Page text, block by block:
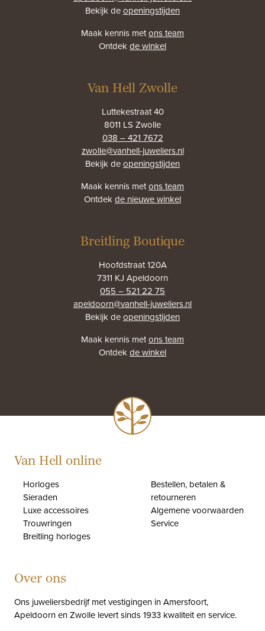
Bekijk deopeningstijden
Maak kennis metons team
Ontdekde winkel
Van Hell Zwolle
Luttekestraat 40
8011 LS Zwolle
038 – 421 7672
zwolle@vanhell-juweliers.nl
Bekijk deopeningstijden
Maak kennis metons team
Ontdekde nieuwe winkel
Breitling Boutique
Hoofdstraat 120A
7311 KJ Apeldoorn
055 – 521 22 75
apeldoorn@vanhell-juweliers.nl
Bekijk deopeningstijden
Maak kennis metons team
Ontdekde winkel
Van Hell online
Horloges
Sieraden
Luxe accessoires
Trouwringen
Breitling horloges
Bestellen, betalen &
retourneren
Algemene voorwaarden
Service
Over ons
Ons juweliersbedrijf met vestigingen in Amersfoort,
Apeldoorn en Zwolle levert sinds 1933 kwaliteit en service.